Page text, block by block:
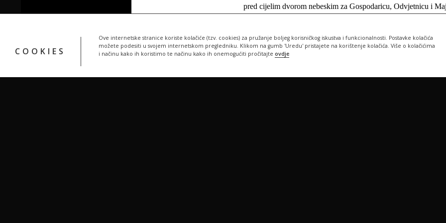
COOKIES
Ove internetske stranice koriste kolačiće (tzv. cookies) za pružanje boljeg korisničkog iskustva i funkcionalnosti. Postavke kolačića
možete podesiti u svojem internetskom pregledniku. Klikom na gumb 'Uredu' pristajete na korištenje kolačića. Više o kolačićima
i načinu kako ih koristimo te načinu kako ih onemogućiti pročitajte ovdje